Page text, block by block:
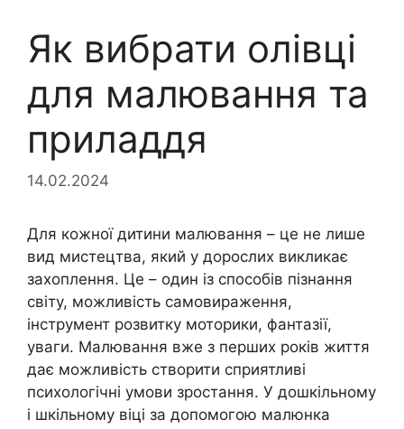
Як вибрати олівці
для малювання та
приладдя
14.02.2024
Для кожної дитини малювання – це не лише
вид мистецтва, який у дорослих викликає
захоплення. Це – один із способів пізнання
світу, можливість самовираження,
інструмент розвитку моторики, фантазії,
уваги. Малювання вже з перших років життя
дає можливість створити сприятливі
психологічні умови зростання. У дошкільному
і шкільному віці за допомогою малюнка